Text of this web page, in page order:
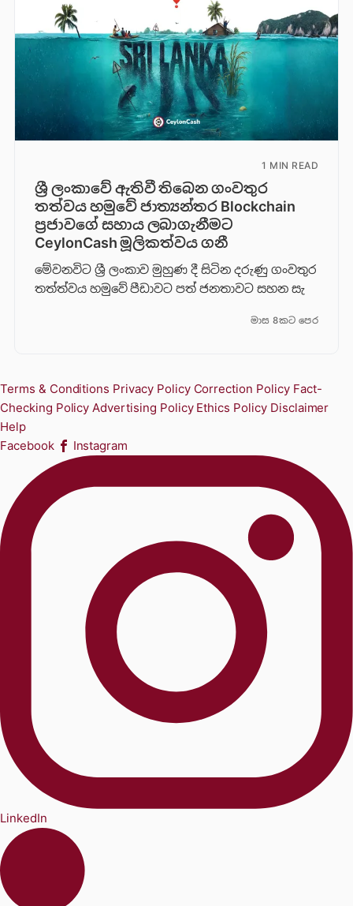
1 MIN READ
ශ්‍රී ලංකාවේ ඇතිවී තිබෙන ගංවතුර
තත්වය හමුවේ ජාත්‍යන්තර Blockchain
ප්‍රජාවගේ සහාය ලබාගැනීමට
CeylonCash මූලිකත්වය ග​නී
මේවනවිට ශ්‍රී ලංකාව මුහුණ දී සිටින දරුණු ගංවතුර
තත්ත්වය හමුවේ පීඩාවට පත් ජනතාවට සහන සැ
මාස 8කට පෙර
Terms & Conditions Privacy Policy Correction Policy Fact-
Checking Policy Advertising Policy Ethics Policy Disclaimer
Help
Facebook
Instagram
LinkedIn